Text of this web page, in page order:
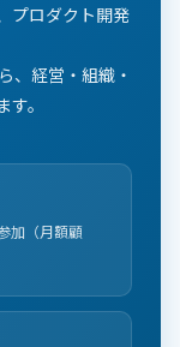
プロダクト開発
、経営・組織・
。
加（月額顧